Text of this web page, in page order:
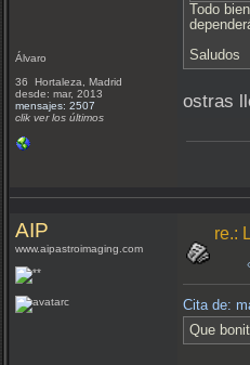
Álvaro
36 Hortaleza, Madrid
desde: mar, 2013
mensajes: 2507
clik ver los últimos
Todo
Saludos
ostras
AIP
www.aipastroimaging.com
re.:
Cita de:
Que